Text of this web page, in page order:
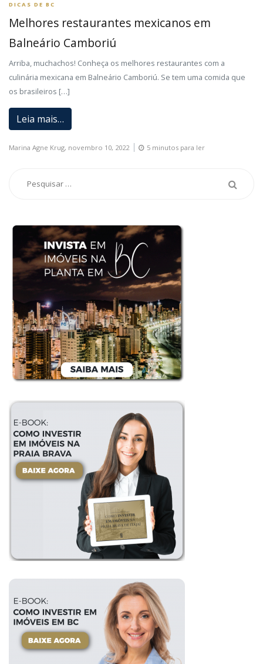
DICAS DE BC
Melhores restaurantes mexicanos em
Balneário Camboriú
Arriba, muchachos! Conheça os melhores restaurantes com a
culinária mexicana em Balneário Camboriú. Se tem uma comida que
os brasileiros […]
Leia mais…
Marina Agne Krug, novembro 10, 2022 5 minutos para ler